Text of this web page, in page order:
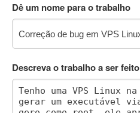
Dê um nome para o trabalho
Descreva o trabalho a ser feito